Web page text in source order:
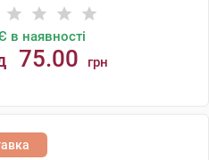
в наявності
75.00 грн